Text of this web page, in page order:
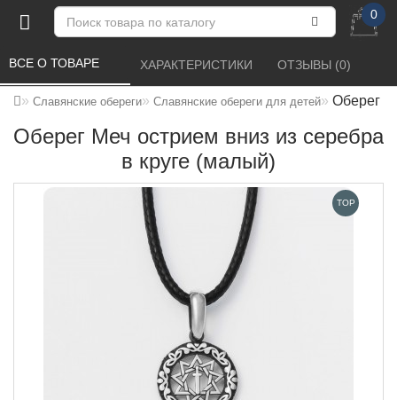
0
Славянские обереги Славянские обереги для детей Оберег
Оберег Меч острием вниз из серебра
в круге (малый)
ВСЕ О ТОВАРЕ ХАРАКТЕРИСТИКИ ОТЗЫВЫ (0)
TOP